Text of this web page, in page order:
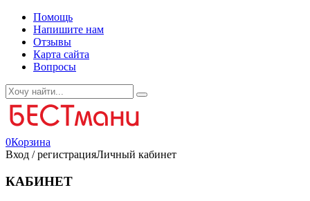
Помощь
Напишите нам
Отзывы
Карта сайта
Вопросы
0Корзина
Вход / регистрацияЛичный кабинет
КАБИНЕТ